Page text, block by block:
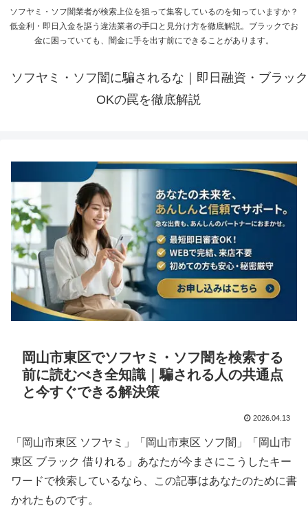
ソフヤミ・ソフ闇業者が検索上位を狙って集客しているのを知っていますか？
低金利・即日入金を謳う違法業者の手口と見分け方を徹底解説。ブラックでお
金に困っていても、闇金に手を出す前にできることがあります。
ソフヤミ・ソフ闇に騙されるな｜即日融資・ブラック
OKの罠を徹底解説
岡山市東区でソフヤミ・ソフ闇を検索する
前に読むべき全知識｜騙される人の共通点
と今すぐできる解決策
2026.04.13
「岡山市東区 ソフヤミ」「岡山市東区 ソフ闇」「岡山市
東区 ブラック 借りれる」あなたが今まさにこうしたキー
ワードで検索しているなら、この記事はあなたのために書
かれたものです。